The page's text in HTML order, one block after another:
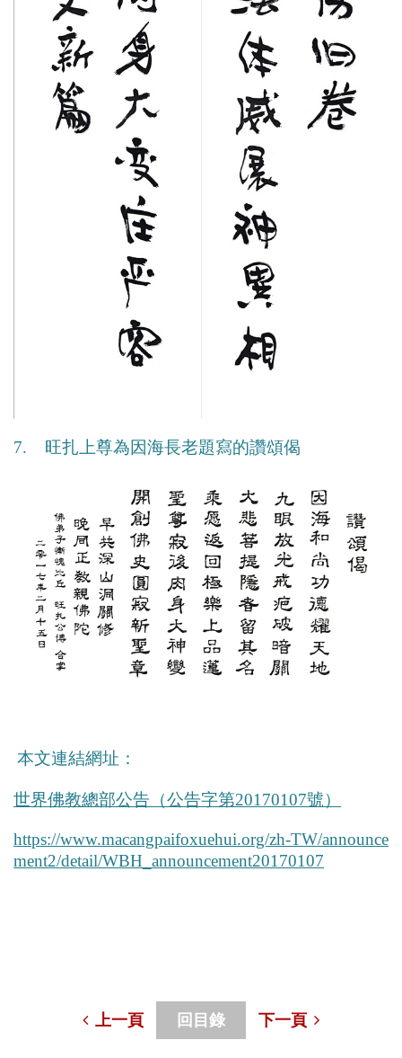
7. 旺扎上尊為因海長老題寫的讚頌偈
本文連結網址：
世界佛教總部公告（公告字第20170107號）
https://www.macangpaifoxuehui.org/zh-TW/announce
ment2/detail/WBH_announcement20170107
上一頁 回目錄 下一頁